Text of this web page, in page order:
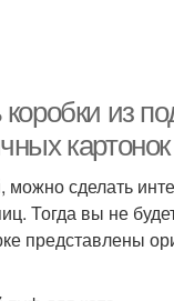
из
сделать
Тогда вы не
представлены